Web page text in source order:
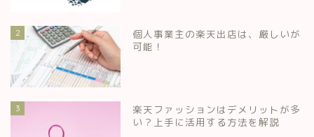
2
個人事業主の楽天出店は、厳しいが
可能！
3
楽天ファッションはデメリットが多
い？上手に活用する方法を解説